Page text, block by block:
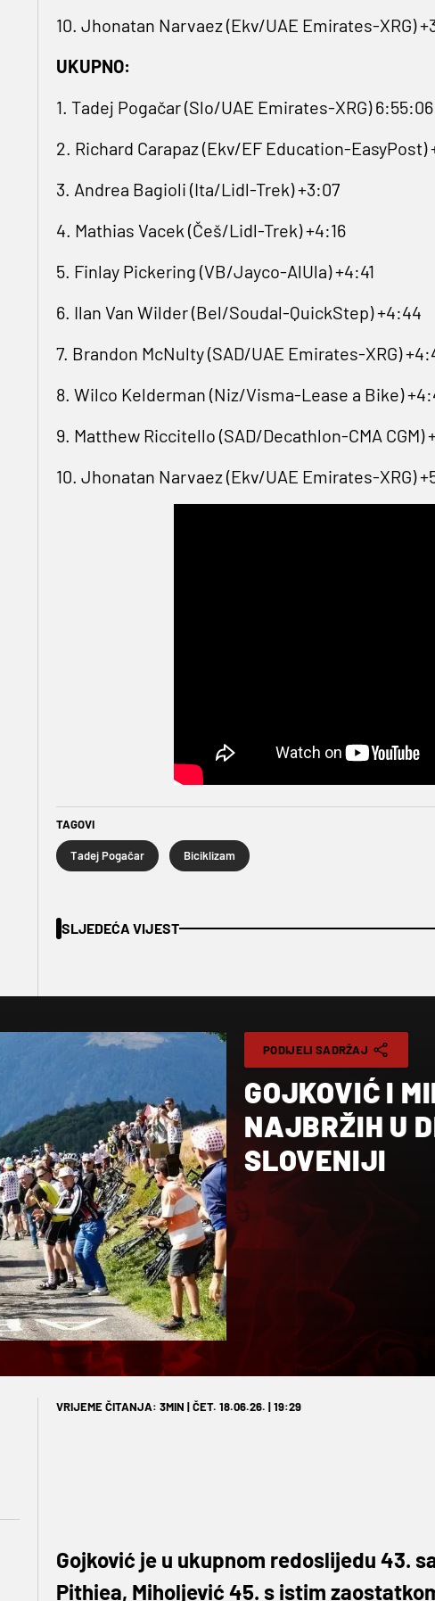
10. ⁠Jhonatan Narvaez (Ekv/UAE Emirates-XRG)
UKUPNO:
1. Tadej Pogačar (Slo/UAE Emirates-XRG) 6:55:06
2. Richard Carapaz (Ekv/EF Education-EasyPost)
3. ⁠Andrea Bagioli (Ita/Lidl-Trek) +3:07
4. Mathias Vacek (Češ/Lidl-Trek) +4:16
5. ‌Finlay Pickering (VB/Jayco-AlUla) +4:41
6. Ilan ​Van Wilder (Bel/Soudal-QuickStep) +4:44
7. Brandon McNulty (SAD/UAE Emirates-XRG)
8. ‌Wilco Kelderman (Niz/Visma-Lease a Bike)
9. Matthew Riccitello (SAD/Decathlon-CMA ​CGM)
10. Jhonatan Narvaez (Ekv/UAE Emirates-XRG)
TAGOVI
Tadej Pogačar Biciklizam
SLJEDEĆA VIJEST
PODIJELI SADRŽAJ
GOJKOVIĆ I
NAJBRŽIH U
SLOVENIJI
VRIJEME ČITANJA: 3MIN | ČET. 18.06.26. | 19:29
Gojković je u ukupnom redoslijedu 43.
Pithiea, Miholjević 45. s istim